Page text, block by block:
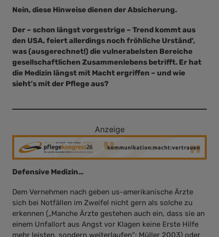
Nein, diese Hinweise dienen der Absicherung.
Der – schon längst vorgestrige – Trend kommt aus
den USA, feiert allerdings noch fröhliche Urständ‘,
was (ausgerechnet!) die vulnerabelsten Bereiche
gesellschaftlichen Zusammenlebens betrifft. Er hat
die Medizin längst mit Macht ergriffen – und wie
sieht’s mit der Pflege aus?
Anzeige
Defensive Medizin…
Dem Vernehmen nach geben us-amerikanische Ärzte
sich bei Notfällen im Zweifel nicht gern als solche zu
erkennen („Manche Ärzte gestehen auch ein, dass sie an
einem Unfallort aus Angst vor Klagen keine Erste Hilfe
mehr leisten, sondern weiterlaufen“; Müller 2003) oder